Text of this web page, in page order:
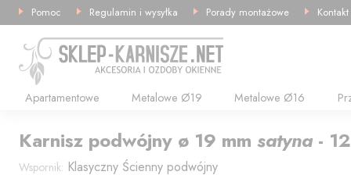
Apartamentowe Metalowe Ø19 Metalowe Ø16
Pomoc Regulamin i wysyłka Porady montażowe Kontakt
Karnisz podwójny ø 19 mm satyna -
Wspornik: Klasyczny Ścienny podwójny